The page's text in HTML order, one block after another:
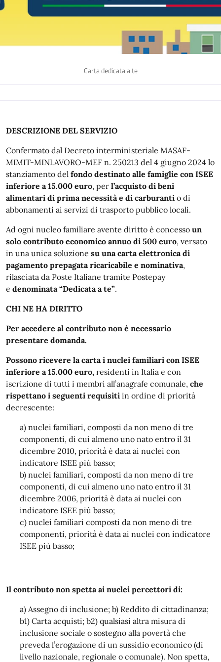
Carta dedicata a te
DESCRIZIONE DEL SERVIZIO
Confermato dal Decreto interministeriale MASAF-
MIMIT-MINLAVORO-MEF n. 250213 del 4 giugno 2024 lo
stanziamento del fondo destinato alle famiglie con ISEE
inferiore a 15.000 euro, per l’acquisto di beni
alimentari di prima necessità e di carburanti o di
abbonamenti ai servizi di trasporto pubblico locali.
Ad ogni nucleo familiare avente diritto è concesso un
solo contributo economico annuo di 500 euro, versato
in una unica soluzione su una carta elettronica di
pagamento prepagata ricaricabile e nominativa,
rilasciata da Poste Italiane tramite Postepay
e denominata “Dedicata a te”.
CHI NE HA DIRITTO
Per accedere al contributo non è necessario
presentare domanda.
Possono ricevere la carta i nuclei familiari con ISEE
inferiore a 15.000 euro, residenti in Italia e con
iscrizione di tutti i membri all’anagrafe comunale, che
rispettano i seguenti requisiti in ordine di priorità
decrescente:
a) nuclei familiari, composti da non meno di tre
componenti, di cui almeno uno nato entro il 31
dicembre 2010, priorità è data ai nuclei con
indicatore ISEE più basso;
b) nuclei familiari, composti da non meno di tre
componenti, di cui almeno uno nato entro il 31
dicembre 2006, priorità è data ai nuclei con
indicatore ISEE più basso;
c) nuclei familiari composti da non meno di tre
componenti, priorità è data ai nuclei con indicatore
ISEE più basso;
Il contributo non spetta ai nuclei percettori di:
a) Assegno di inclusione; b) Reddito di cittadinanza;
b1) Carta acquisti; b2) qualsiasi altra misura di
inclusione sociale o sostegno alla povertà che
preveda l’erogazione di un sussidio economico (di
livello nazionale, regionale o comunale). Non spetta,